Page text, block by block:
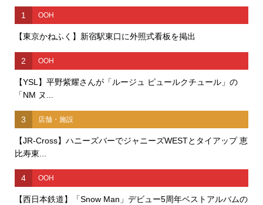
1 OOH
【東京かねふく】新宿駅東口に外照式看板を掲出
2 OOH
【YSL】平野紫耀さんが「ルージュ ピュールクチュール」の
「NM ヌ...
3 店舗・施設
【JR-Cross】ハニーズバーでジャニーズWESTとタイアップ 恵
比寿東...
4 OOH
【西日本鉄道】「Snow Man」デビュー5周年ベストアルバムの